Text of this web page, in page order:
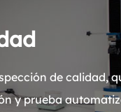
de calidad,
y prueba